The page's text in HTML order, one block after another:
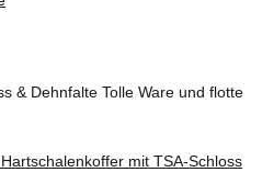
& Dehnfalte Tolle Ware und flotte